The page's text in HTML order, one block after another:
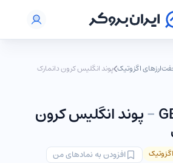
اگزوتیک پوند انگلیس کرون دانمارک
-پوند انگلیس کرون
افزودن به نمادهای من